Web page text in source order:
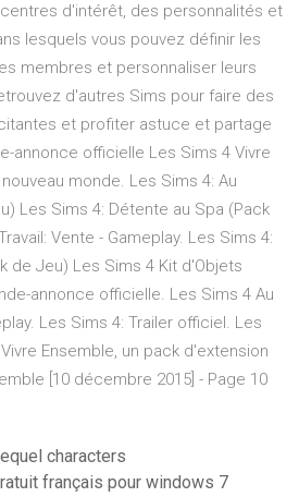
d'intérêt, des personnalités et
lesquels vous pouvez définir les
membres et personnaliser leurs
d'autres Sims pour faire des
et profiter astuce et partage
annonce officielle Les Sims 4 Vivre
monde. Les Sims 4: Au
Les Sims 4: Détente au Spa (Pack
Vente - Gameplay. Les Sims 4:
de Jeu) Les Sims 4 Kit d'Objets
annonce officielle. Les Sims 4 Au
Les Sims 4: Trailer officiel. Les
Ensemble, un pack d'extension
[10 décembre 2015] - Page 10
characters
français pour windows 7